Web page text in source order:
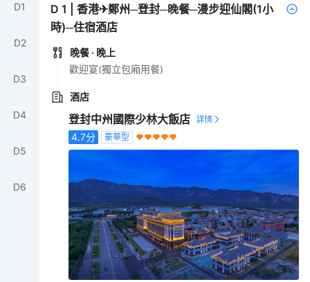
D1
D2
D3
D4
D5
D6
D1 |香港✈鄭州─登封─晚餐─漫步迎仙閣(1小
時)─住宿酒店
晚餐 · 晚上
歡迎宴(獨立包廂用餐)
酒店
登封中州國際少林大飯店
4.7分 豪華型